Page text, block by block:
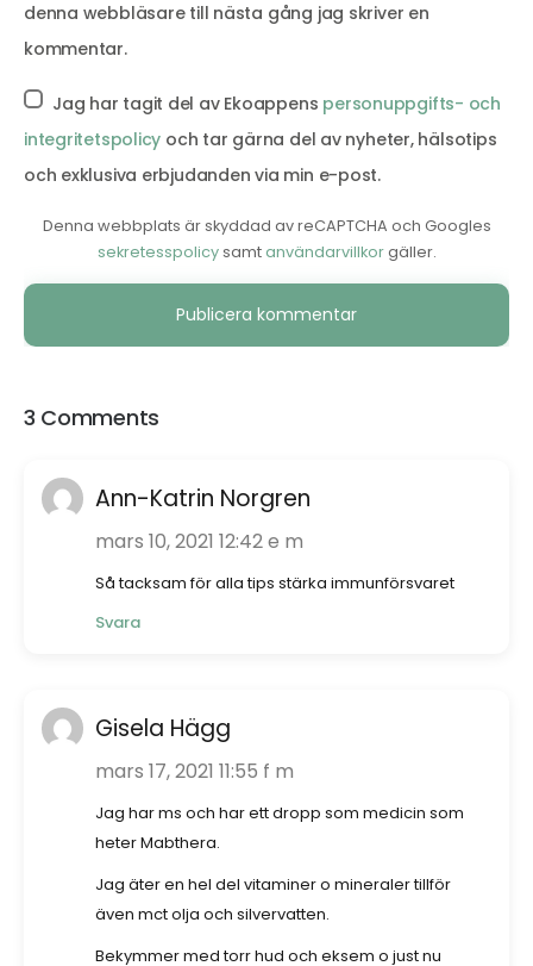
denna webbläsare till nästa gång jag skriver en
kommentar.
Jag har tagit del av Ekoappens personuppgifts- och
integritetspolicy och tar gärna del av nyheter, hälsotips
och exklusiva erbjudanden via min e-post.
Denna webbplats är skyddad av reCAPTCHA och Googles
sekretesspolicysamtanvändarvillkorgäller.
Alternative:
3 Comments
Ann-Katrin Norgren
mars 10, 2021 12:42 e m
Så tacksam för alla tips stärka immunförsvaret
Svara
Gisela Hägg
mars 17, 2021 11:55 f m
Jag har ms och har ett dropp som medicin som
heter Mabthera.
Jag äter en hel del vitaminer o mineraler tillför
även mct olja och silvervatten.
Bekymmer med torr hud och eksem o just nu